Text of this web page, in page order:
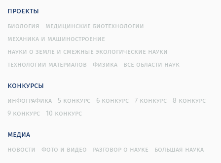
проекты
биология
медицинские биотехнологии
механика и машиностроение
науки о земле и смежные экологические науки
технологии материалов
физика все области наук
конкурсы
инфографика 5 конкурс 6 конкурс 7 конкурс
8 конкурс
9 конкурс
10 конкурс
медиа
новости фото и видео разговор о науке большая наука